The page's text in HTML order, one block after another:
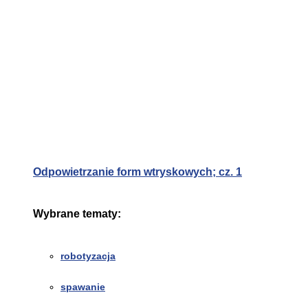
Odpowietrzanie form wtryskowych; cz. 1
Wybrane tematy:
robotyzacja
spawanie